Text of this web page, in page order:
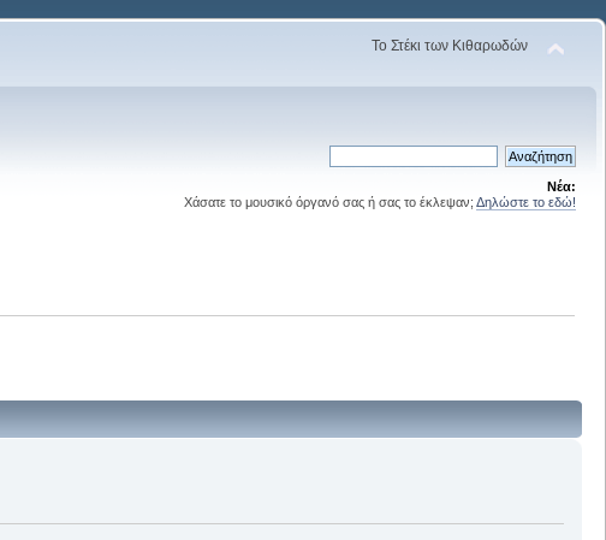
Το Στέκι των Κιθαρωδών
Νέα:
Χάσατε το μουσικό όργανό σας ή σας το έκλεψαν; Δηλώστε το εδώ!